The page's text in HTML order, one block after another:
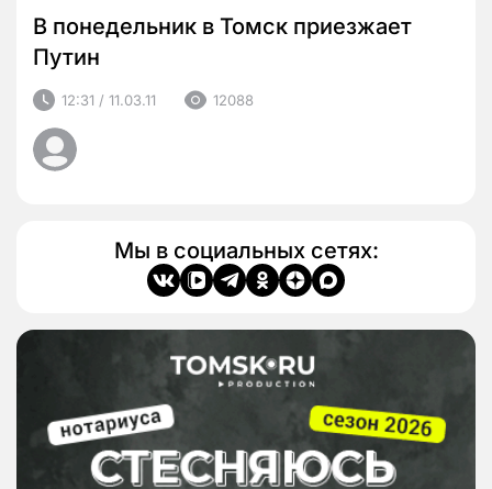
В понедельник в Томск приезжает
Путин
12:31 / 11.03.11 12088
Мы в социальных сетях: